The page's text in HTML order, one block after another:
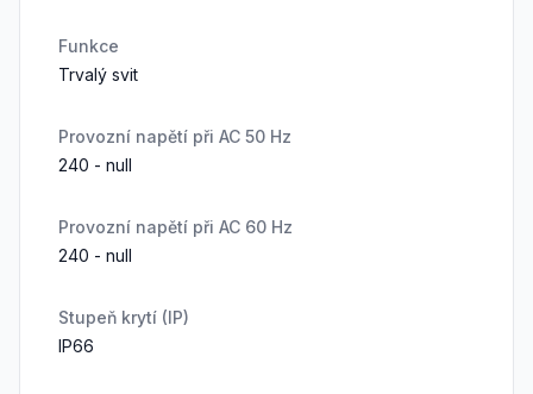
Funkce
Trvalý svit
Provozní napětí při AC 50 Hz
240 - null
Provozní napětí při AC 60 Hz
240 - null
Stupeň krytí (IP)
IP66